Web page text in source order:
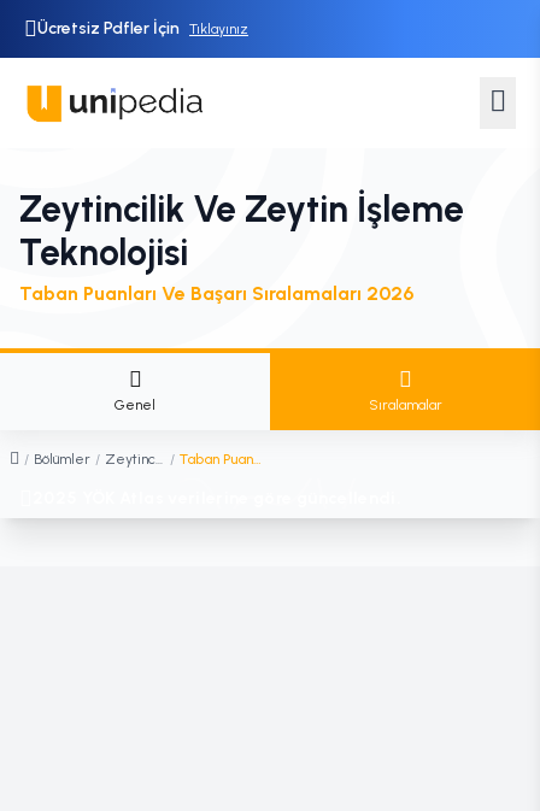
Ücretsiz Pdfler İçin Tıklayınız
Zeytincilik Ve Zeytin İşleme
Teknolojisi
Taban Puanları Ve Başarı Sıralamaları 2026
Genel Sıralamalar
/ Bölümler / Zeytincilik ve Zeytin İşleme Teknolojisi / Taban Puanları ve Sıralamaları